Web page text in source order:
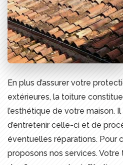
En plus d’assurer votre
extérieures, la toiture
l’esthétique de votre maison.
d’entretenir celle-ci et de
éventuelles réparations. Pour
proposons nos services.